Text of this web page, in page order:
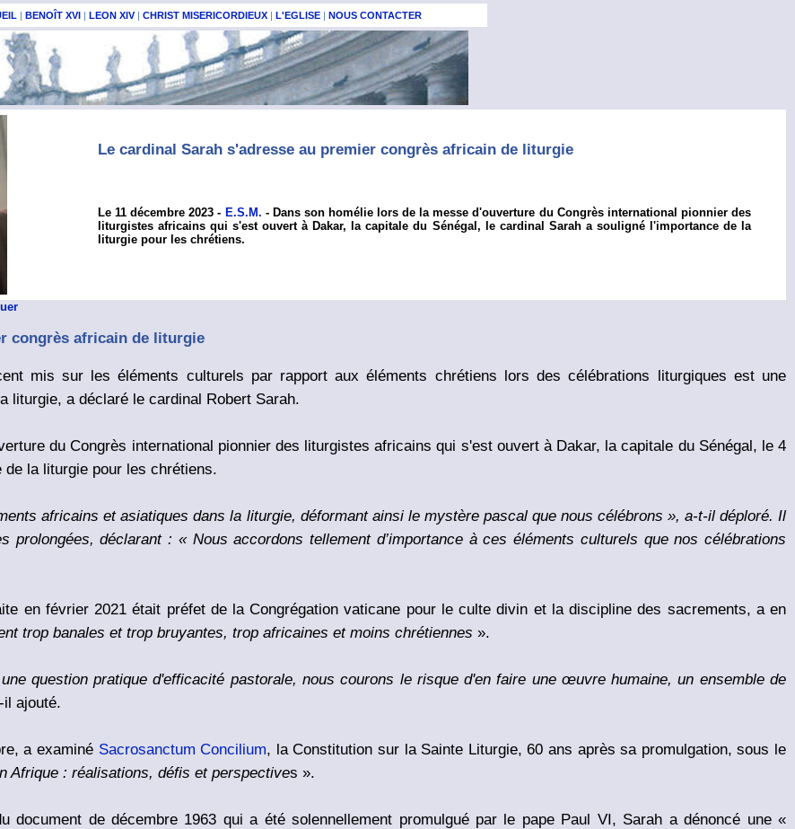
| BENOÎT XVI | LEON XIV| CHRIST MISERICORDIEUX | L'EGLISE | NOUS CONTACTER
Le cardinal Sarah s'adresse au premier congrès africain de liturgie
Le 11 décembre 2023 - E.S.M. - Dans son homélie lors de la messe d'ouverture du Congrès international pionnier des
liturgistes africains qui s'est ouvert à Dakar, la capitale du Sénégal, le cardinal Sarah a souligné l'importance de la
liturgie pour les chrétiens.
congrès africain de liturgie
mis sur les éléments culturels par rapport aux éléments chrétiens lors des célébrations liturgiques est une
liturgie, a déclaré le cardinal Robert Sarah.
du Congrès international pionnier des liturgistes africains qui s'est ouvert à Dakar, la capitale du Sénégal, le 4
la liturgie pour les chrétiens.
africains et asiatiques dans la liturgie, déformant ainsi le mystère pascal que nous célébrons », a-t-il déploré. Il
prolongées, déclarant : « Nous accordons tellement d’importance à ces éléments culturels que nos célébrations
en février 2021 était préfet de la Congrégation vaticane pour le culte divin et la discipline des sacrements, a en
trop banales et trop bruyantes, trop africaines et moins chrétiennes ».
question pratique d'efficacité pastorale, nous courons le risque d'en faire une œuvre humaine, un ensemble de
ajouté.
a examiné Sacrosanctum Concilium, la Constitution sur la Sainte Liturgie, 60 ans après sa promulgation, sous le
Afrique : réalisations, défis et perspectives ».
document de décembre 1963 qui a été solennellement promulgué par le pape Paul VI, Sarah a dénoncé une «